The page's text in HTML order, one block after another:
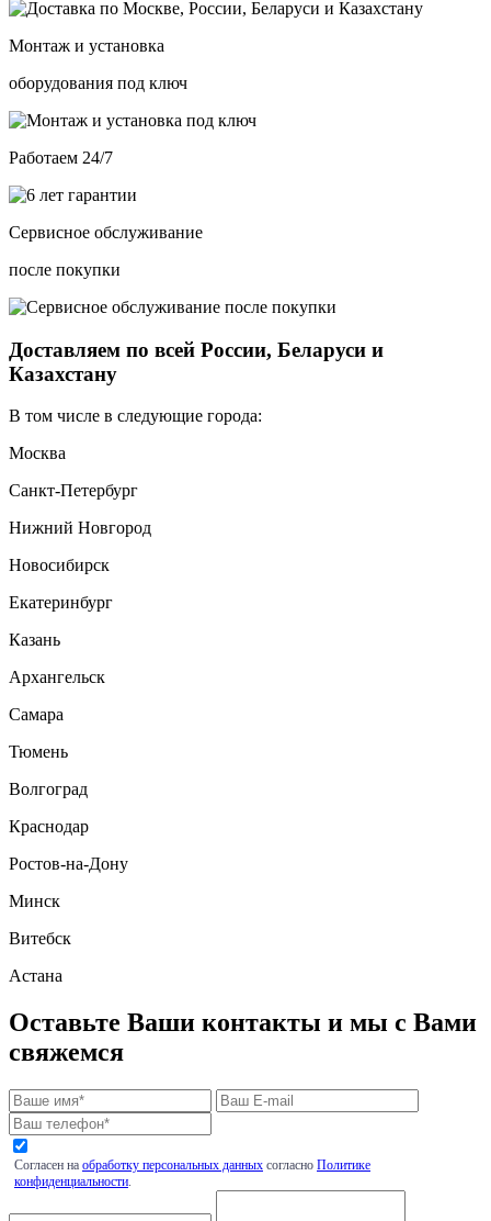
Монтаж и установка
оборудования под ключ
Работаем 24/7
Сервисное обслуживание
после покупки
Доставляем по всей России, Беларуси и
Казахстану
В том числе в следующие города:
Москва
Санкт-Петербург
Нижний Новгород
Новосибирск
Екатеринбург
Казань
Архангельск
Самара
Тюмень
Волгоград
Краснодар
Ростов-на-Дону
Минск
Витебск
Астана
Оставьте Ваши контакты и мы с Вами
свяжемся
Согласен на обработку персональных данных согласно Политике
конфиденциальности.